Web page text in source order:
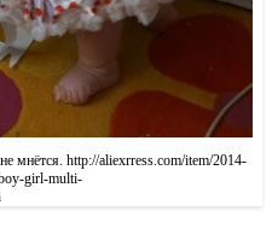
мнётся. http://aliexrress.com/item/2014-
girl-multi-